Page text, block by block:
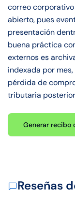
correo
abierto, pues
presentación
buena práctica
externos es
indexada por
pérdida de
tributaria
Generar recibo
Reseñas